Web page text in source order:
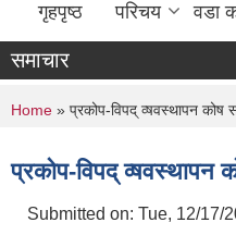
गृहपृष्ठ परिचय वडा
समाचार
You are here
Home » प्रकोप-विपद् व्षवस्थापन कोष
प्रकोप-विपद् व्षवस्थापन
Submitted on: Tue, 12/17/